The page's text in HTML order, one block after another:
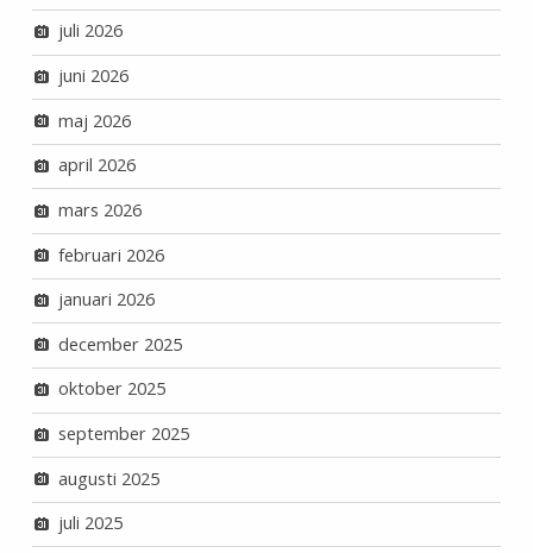
juli 2026
juni 2026
maj 2026
april 2026
mars 2026
februari 2026
januari 2026
december 2025
oktober 2025
september 2025
augusti 2025
juli 2025